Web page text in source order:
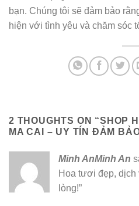
bạn. Chúng tôi sẽ đảm bảo
hiện với tình yêu và chăm sóc
2 THOUGHTS ON “SHOP
MA CAI – UY TÍN ĐẢM
Minh AnMinh An
Hoa tươi đẹp, dịch
lòng!”